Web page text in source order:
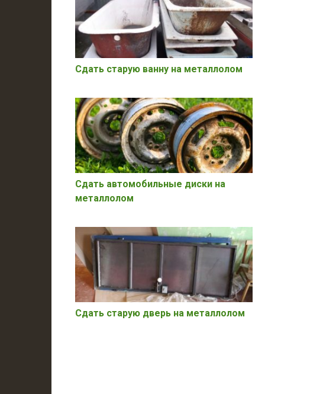
Сдать старую ванну на металлолом
Сдать автомобильные диски на
металлолом
Сдать старую дверь на металлолом